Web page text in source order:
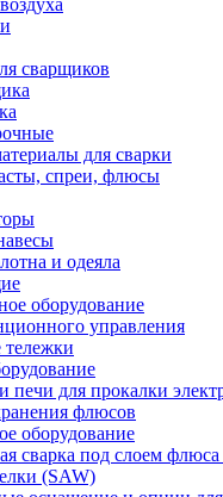
сварщиков
для сварки
спреи, флюсы
и одеяла
оборудование
управления
тележки
печи для прокалки
флюсов
оборудование
сварка под слоем
(SAW)